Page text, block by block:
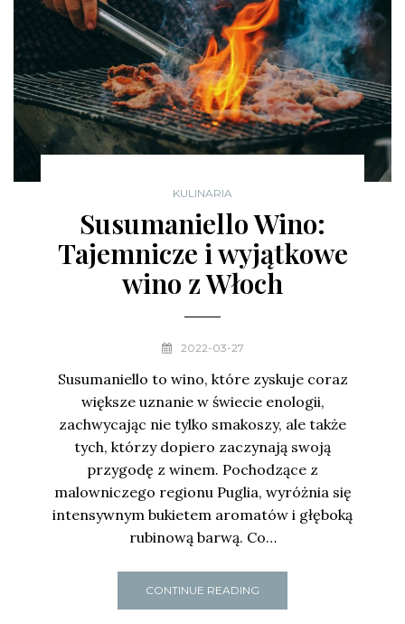
KULINARIA
Susumaniello Wino:
Tajemnicze i wyjątkowe
wino z Włoch
2022-03-27
Susumaniello to wino, które zyskuje coraz
większe uznanie w świecie enologii,
zachwycając nie tylko smakoszy, ale także
tych, którzy dopiero zaczynają swoją
przygodę z winem. Pochodzące z
malowniczego regionu Puglia, wyróżnia się
intensywnym bukietem aromatów i głęboką
rubinową barwą. Co…
CONTINUE READING